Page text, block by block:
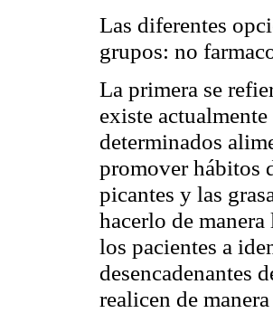
Las diferentes
grupos: no
La primera se
existe
determinados
promover hábitos
picantes y las
hacerlo de
los pacientes a
desencadenantes
realicen de